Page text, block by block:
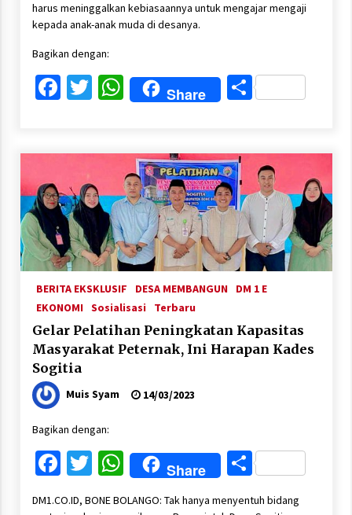
harus meninggalkan kebiasaannya untuk mengajar mengaji
kepada anak-anak muda di desanya.
Bagikan dengan:
Facebook
Twitter
WhatsApp
Share Share
BERITA EKSKLUSIF DESA MEMBANGUN
DM 1 E
EKONOMI Sosialisasi Terbaru
Gelar Pelatihan Peningkatan Kapasitas
Masyarakat Peternak, Ini Harapan Kades
Sogitia
Muis Syam 14/03/2023
Bagikan dengan:
Facebook
Twitter
WhatsApp
Share Share
DM1.CO.ID, BONE BOLANGO: Tak hanya menyentuh bidang